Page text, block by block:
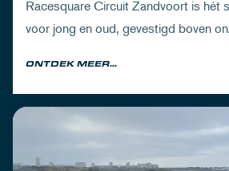
Racesquare Circuit Zandvoort is hét
voor jong en oud, gevestigd boven
ONTDEK MEER...